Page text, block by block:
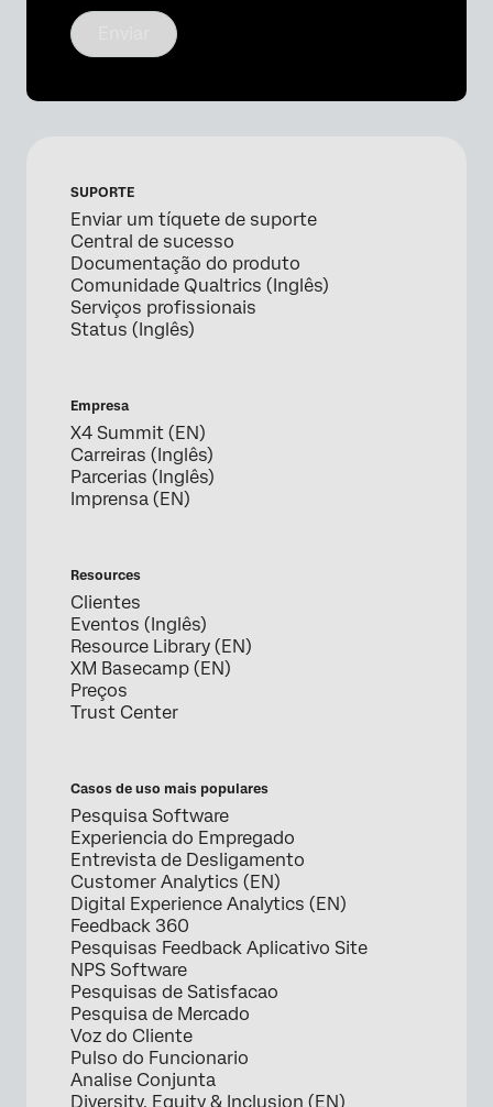
SUPORTE
Enviar um tíquete de suporte
Central de sucesso
Documentação do produto
Comunidade Qualtrics (Inglês)
Serviços profissionais
Status (Inglês)
Empresa
X4 Summit (EN)
Carreiras (Inglês)
Parcerias (Inglês)
Imprensa (EN)
Resources
Clientes
Eventos (Inglês)
Resource Library (EN)
XM Basecamp (EN)
Preços
Trust Center
Casos de uso mais populares
Pesquisa Software
Experiencia do Empregado
Entrevista de Desligamento
Customer Analytics (EN)
Digital Experience Analytics (EN)
Feedback 360
Pesquisas Feedback Aplicativo Site
NPS Software
Pesquisas de Satisfacao
Pesquisa de Mercado
Voz do Cliente
Pulso do Funcionario
Analise Conjunta
Diversity, Equity & Inclusion (EN)